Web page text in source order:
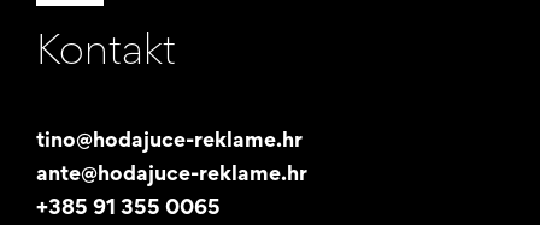
Naša priča
Studentski posao
Kontakt
tino@hodajuce-reklame.hr
ante@hodajuce-reklame.hr
+385 91 355 0065